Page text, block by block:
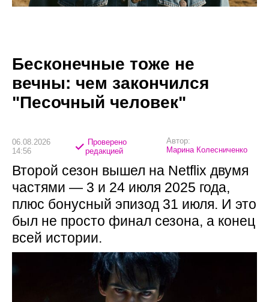
Бесконечные тоже не
вечны: чем закончился
"Песочный человек"
06.08.2026
14:56
Проверено
редакцией
Автор:
Марина Колесниченко
Второй сезон вышел на Netflix двумя
частями — 3 и 24 июля 2025 года,
плюс бонусный эпизод 31 июля. И это
был не просто финал сезона, а конец
всей истории.